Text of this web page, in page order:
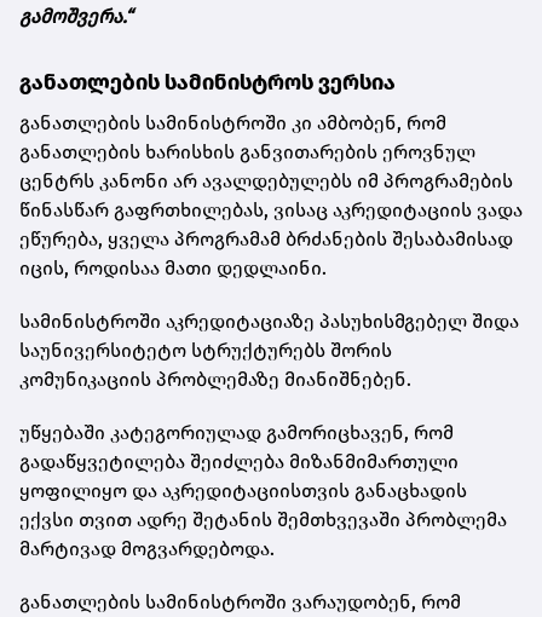
გამოშვერა.“
განათლების სამინისტროს ვერსია
განათლების სამინისტროში კი ამბობენ, რომ
განათლების ხარისხის განვითარების ეროვნულ
ცენტრს კანონი არ ავალდებულებს იმ პროგრამების
წინასწარ გაფრთხილებას, ვისაც აკრედიტაციის ვადა
ეწურება, ყველა პროგრამამ ბრძანების შესაბამისად
იცის, როდისაა მათი დედლაინი.
სამინისტროში აკრედიტაციაზე პასუხისმგებელ შიდა
საუნივერსიტეტო სტრუქტურებს შორის
კომუნიკაციის პრობლემაზე მიანიშნებენ.
უწყებაში კატეგორიულად გამორიცხავენ, რომ
გადაწყვეტილება შეიძლება მიზანმიმართული
ყოფილიყო და აკრედიტაციისთვის განაცხადის
ექვსი თვით ადრე შეტანის შემთხვევაში პრობლემა
მარტივად მოგვარდებოდა.
განათლების სამინისტროში ვარაუდობენ, რომ